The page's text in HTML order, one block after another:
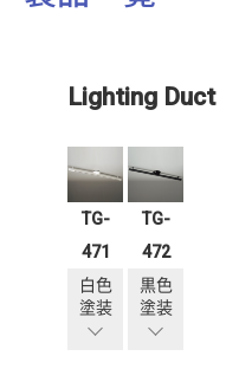
Lighting Duct
TG-
471
白色
塗装
TG-
472
黒色
塗装